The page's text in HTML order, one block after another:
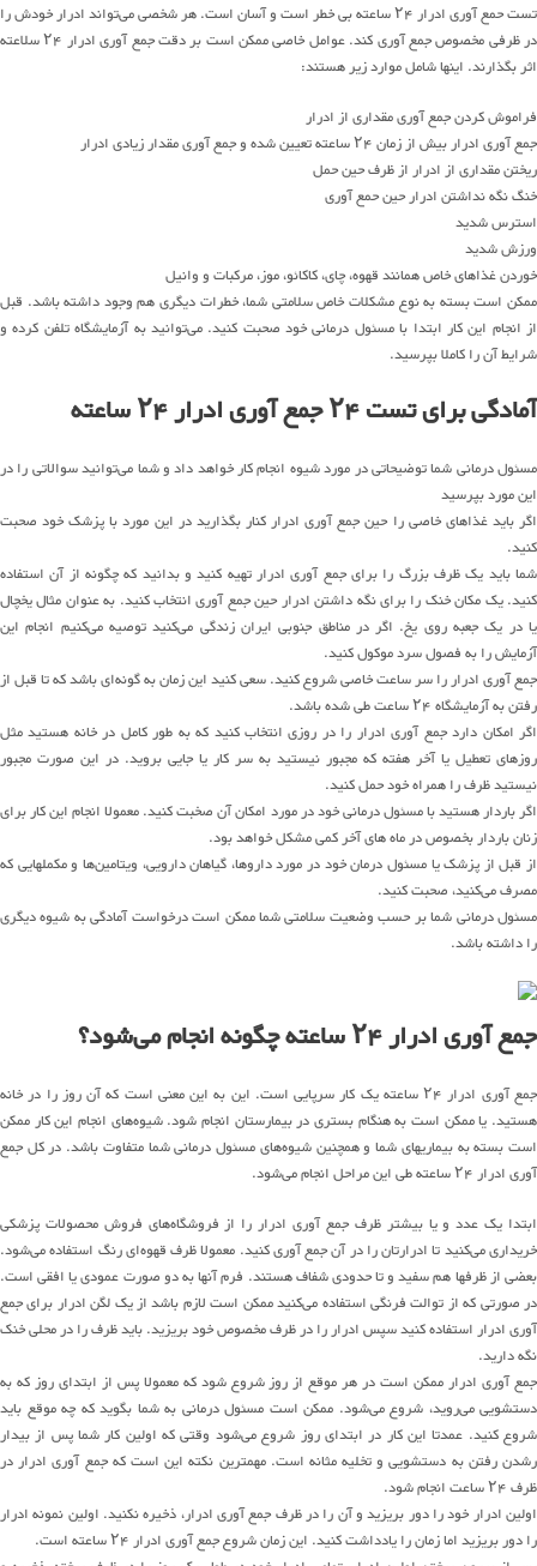
تست حمع آوری ادرار ۲۴ ساعته بی خطر است و آسان است. هر شخصی می‌تواند ادرار خودش را
در ظرفی مخصوص جمع آوری کند. عوامل خاصی ممکن است بر دقت جمع آوری ادرار ۲۴ سلاعته
اثر بگذارند. اینها شامل موارد زیر هستند:
فراموش کردن جمع آوری مقداری از ادرار
جمع آوری ادرار بیش از زمان ۲۴ ساعته تعیین شده و جمع آوری مقدار زیادی ادرار
ریختن مقداری از ادرار از ظرف حین حمل
خنگ نگه نداشتن ادرار حین حمع آوری
استرس شدید
ورزش شدید
خوردن غذاهای خاص همانند قهوه، چای، کاکائو، موز، مرکبات و وانیل
ممکن است بسته به نوع مشکلات خاص سلامتی شما، خطرات دیگری هم وجود داشته باشد. قبل
از انجام این کار ابتدا با مسئول درمانی خود صحبت کنید. می‌توانید به آزمایشگاه تلفن کرده و
شرایط آن را کاملا بپرسید.
آمادگی برای تست ۲۴ جمع آوری ادرار ۲۴ ساعته
مسئول درمانی شما توضیحاتی در مورد شیوه انجام کار خواهد داد و شما می‌توانید سوالاتی را در
این مورد بپرسید
اگر باید غذاهای خاصی را حین جمع آوری ادرار کنار بگذارید در این مورد با پزشک خود صحبت
کنید.
شما باید یک ظرف بزرگ را برای جمع آوری ادرار تهیه کنید و بدانید که چگونه از آن استفاده
کنید. یک مکان خنک را برای نگه داشتن ادرار حین جمع آوری انتخاب کنید. به عنوان مثال یخچال
یا در یک جعبه روی یخ. اگر در مناطق جنوبی ایران زندگی می‌کنید توصیه می‌کنیم انجام این
آزمایش را به فصول سرد موکول کنید.
جمع آوری ادرار را سر ساعت خاصی شروع کنید. سعی کنید این زمان به گونه‌ای باشد که تا قبل از
رفتن به آزمایشگاه ۲۴ ساعت طی شده باشد.
اگر امکان دارد جمع آوری ادرار را در روزی انتخاب کنید که به طور کامل در خانه هستید مثل
روزهای تعطیل یا آخر هفته که مجبور نیستید به سر کار یا جایی بروید. در این صورت مجبور
نیستید ظرف را همراه خود حمل کنید.
اگر باردار هستید با مسئول درمانی خود در مورد امکان آن صخبت کنید. معمولا انجام این کار برای
زنان باردار بخصوص در ماه های آخر کمی مشکل خواهد بود.
از قبل از پزشک یا مسئول درمان خود در مورد داروها، گیاهان دارویی، ویتامین‌ها و مکملهایی که
مصرف می‌کنید، صحبت کنید.
مسئول درمانی شما بر حسب وضعیت سلامتی شما ممکن است درخواست آمادگی به شیوه دیگری
را داشته باشد.
جمع آوری ادرار ۲۴ ساعته چگونه انجام می‌شود؟
جمع آوری ادرار ۲۴ ساعته یک کار سرپایی است. این به این معنی است که آن روز را در خانه
هستید. یا ممکن است به هنگام بستری در بیمارستان انجام شود. شیوه‌های انجام این کار ممکن
است بسته به بیماریهای شما و همچنین شیوه‌های مسئول درمانی شما متفاوت باشد. در کل جمع
آوری ادرار ۲۴ ساعته طی این مراحل انجام می‌شود.
ابتدا یک عدد و یا بیشتر ظرف جمع آوری ادرار را از فروشگاه‌های فروش محصولات پزشکی
خریداری می‌کنید تا ادرارتان را در آن جمع آوری کنید. معمولا ظرف قهوه‌ای رنگ استفاده می‌شود.
بعضی از ظرفها هم سفید و تا حدودی شفاف هستند. فرم آنها به دو صورت عمودی یا افقی است.
در صورتی که از توالت فرنگی استفاده می‌کنید ممکن است لازم باشد از یک لگن ادرار برای جمع
آوری ادرار استفاده کنید سپس ادرار را در ظرف مخصوص خود بریزید. باید ظرف را در محلی خنک
نگه دارید.
جمع آوری ادرار ممکن است در هر موقع از روز شروع شود که معمولا پس از ابتدای روز که به
دستشویی می‌روید، شروع می‌شود. ممکن است مسئول درمانی به شما بگوید که چه موقع باید
شروع کنید. عمدتا این کار در ابتدای روز شروع می‌شود وقتی که اولین کار شما پس از بیدار
رشدن رفتن به دستشویی و تخلیه مثانه است. مهمترین نکته این است که جمع آوری ادرار در
ظرف ۲۴ ساعت انجام شود.
اولین ادرار خود را دور بریزید و آن را در ظرف جمع آوری ادرار، ذخیره نکنید. اولین نمونه ادرار
را دور بریزید اما زمان را یادداشت کنید. این زمان شروع جمع آوری ادرار ۲۴ ساعته است.